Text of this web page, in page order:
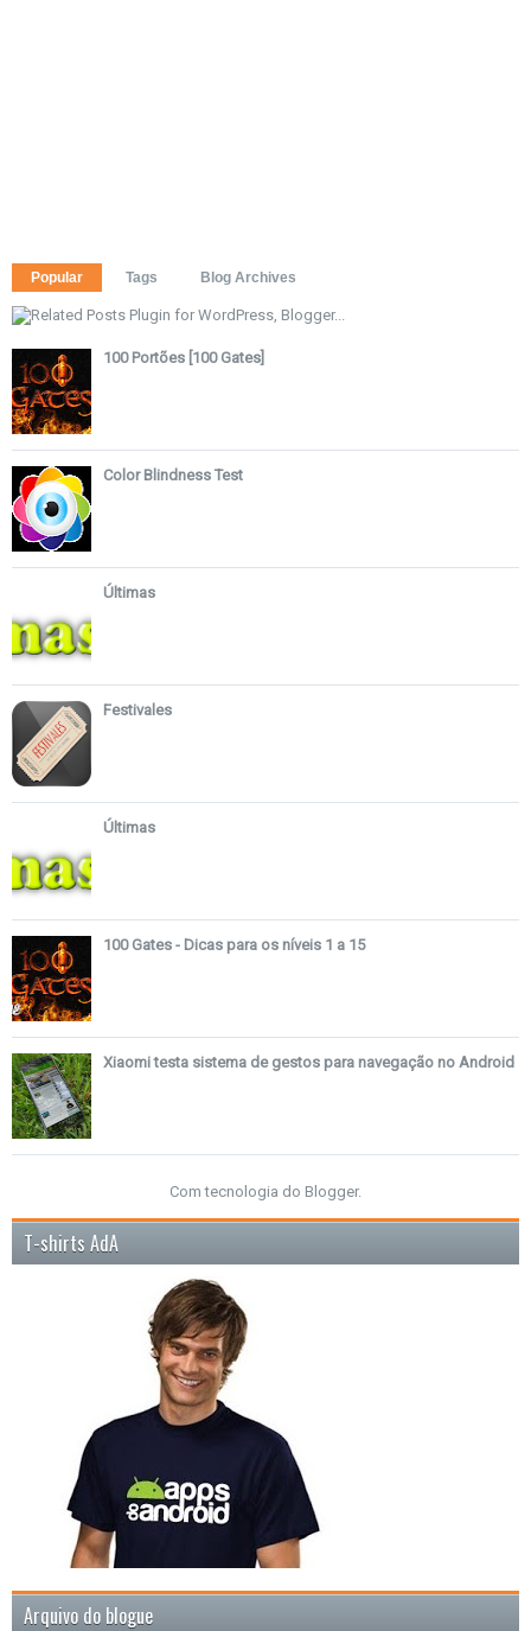
Popular Tags Blog Archives
100 Portões [100 Gates]
Color Blindness Test
Últimas
Festivales
Últimas
100 Gates - Dicas para os níveis 1 a 15
Xiaomi testa sistema de gestos para navegação no Android
Com tecnologia do Blogger.
T-shirts AdA
Arquivo do blogue